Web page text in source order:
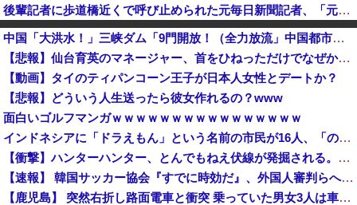
後輩記者に歩道橋近くで呼び止められた元毎日新聞記者、「元毎日と名乗ってSNSで活動するな」と要求されてしまい……
【衝撃】有吉、マツコに『ドン引き』してしまうｗｗｗｗｗｗｗ
中国「大洪水！」三峡ダム「9門開放！（全力放流」中国都市「三峡沿線の道路水没」中国政府「高速道路封鎖！」中国ダム「緊急放流に合わせて開門（土砂崩れ発生」→
【悲報】仙台育英のマネージャー、首をひねっただけでなぜかウインクしたことにされてしまう
【動画】タイのティパンコーン王子が日本人女性とデートか？
【悲報】どういう人生送ったら彼女作れるの？www
面白いゴルフマンガｗｗｗｗｗｗｗｗｗｗｗｗｗｗｗｗ
インドネシアに「ドラえもん」という名前の市民が16人、「のび太」は181人
【衝撃】ハンターハンター、とんでもねえ伏線が発掘される。クルタ族の虐殺犯人がツェリードニヒだった模様！
【速報】 韓国サッカー協会『すでに時効だ』、外国人審判らへ性的接待疑惑→ロンドン五輪は銅メダルはく奪の可能性「審判の国籍は日本、UAE、イラン」
【鹿児島】 突然右折し路面電車と衝突 乗っていた男女3人は車を放置しダッシュで逃走中